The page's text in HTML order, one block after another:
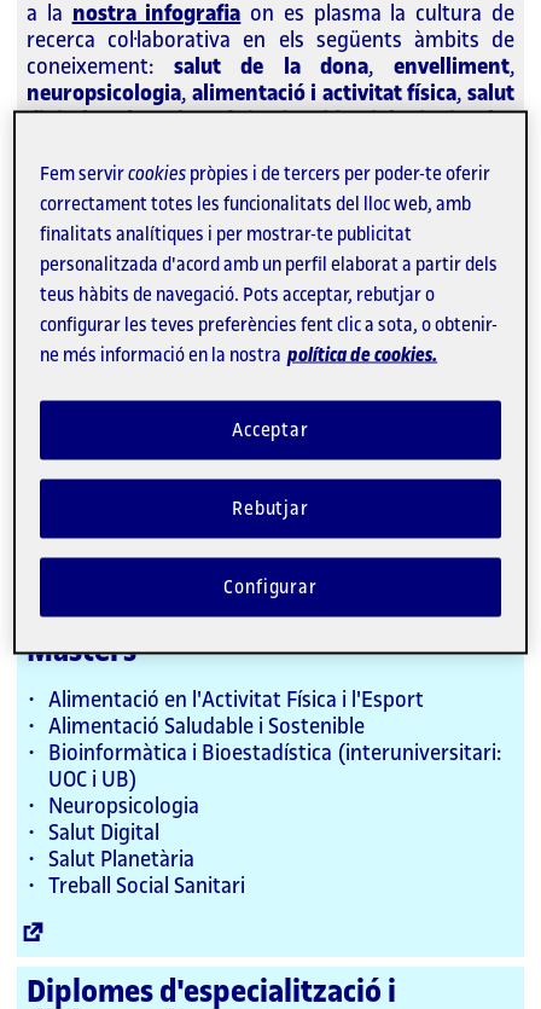
a la nostra infografia on es plasma la cultura de
recerca col·laborativa en els següents àmbits de
coneixement: salut de la dona, envelliment,
neuropsicologia, alimentació i activitat física,salut
digital,salut planetària, iepidemiologia i salut
Enllaç
extern
Estudia amb nosaltres
Graus
Logopèdia (interuniversitari: UVic-UCC, UOC)
Nutrició Humana i Dietètica (interuniversitari:
Màsters
Alimentació en l'Activitat Física i l'Esport
Alimentació Saludable i Sostenible
Bioinformàtica i Bioestadística (interuniversitari:
UOC i UB)
Neuropsicologia
Salut Digital
Salut Planetària
Treball Social Sanitari
Diplomes d'especialització i
Fem servircookies pròpies i de tercers per poder-te oferir
correctament totes les funcionalitats del lloc web, amb
finalitats analítiques i per mostrar-te publicitat
personalitzada d'acord amb un perfil elaborat a partir dels
teus hàbits de navegació. Pots acceptar, rebutjar o
configurar les teves preferències fent clic a sota, o obtenir-
ne més informació en la nostra política de cookies.
Rebutjar
Acceptar
Configurar